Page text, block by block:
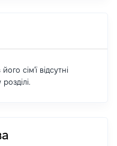
сім'ї відсутні